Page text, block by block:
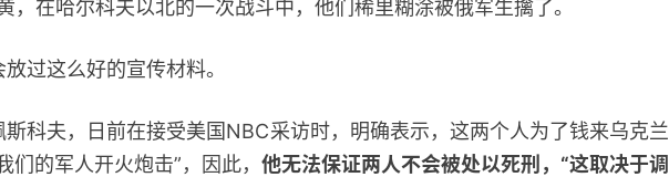
，在哈尔科夫以北的一次战斗中，他们稀里糊涂被俄军生擒了。
这么好的宣传材料。
夫，日前在接受美国NBC采访时，明确表示，这两个人为了钱来乌克兰
们的军人开火炮击”，因此， 他无法保证两人不会被处以死刑，“这取决于调